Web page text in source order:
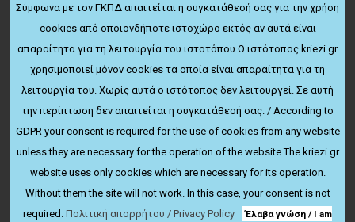
Όροι παραγγελίας και παράδοσης
Όροι χρήσης
Πολιτική Απορρήτου
ΠΕΡΙΣΣΌΤΕΡΑ
Ευρετήριο Κατασκευαστών
Χάρτης Ιστότοπου
ΔΩΡΕΆΝ ΜΕΤΑΦΟΡΙΚΆ
Για παραγγελίες άνω των 50€
ΕΚΠΤΏΣΕΙΣ ΤΑΚΤΙΚΏΝ ΠΕΛΑΤΏΝ
Μέχρι 25% έκπτωση
Σύμφωνα με τον ΓΚΠΔ απαιτείται η συγκατάθεσή σας για την χρήση
cookies από οποιονδήποτε ιστοχώρο εκτός αν αυτά είναι
απαραίτητα για τη λειτουργία του ιστοτόπου Ο ιστότοπος kriezi.gr
χρησιμοποιεί μόνον cookies τα οποία είναι απαραίτητα για τη
λειτουργία του. Χωρίς αυτά ο ιστότοπος δεν λειτουργεί. Σε αυτή
την περίπτωση δεν απαιτείται η συγκατάθεσή σας. / According to
GDPR your consent is required for the use of cookies from any website
unless they are necessary for the operation of the website The kriezi.gr
website uses only cookies which are necessary for its operation.
Without them the site will not work. In this case, your consent is not
required. Πολιτική απορρήτου / Privacy Policy Έλαβα γνώση / I am
Powered byBaris Software Ltd.© 2019 - 2026 All Rights Reserved.